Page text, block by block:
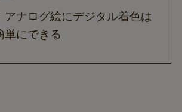
アナログ絵にデジタル着色は
単にできる